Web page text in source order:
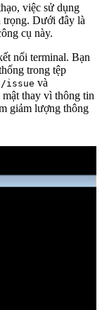
việc sử dụng
trọng. Dưới đây là
cụ này.
nối terminal. Bạn
trong tệp
issue và
mật thay vì thông tin
giảm lượng thông